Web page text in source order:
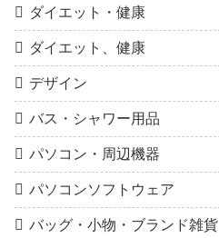
ダイエット・健康
ダイエット、健康
デザイン
バス・シャワー用品
パソコン・周辺機器
パソコンソフトウェア
バッグ・小物・ブランド雑貨